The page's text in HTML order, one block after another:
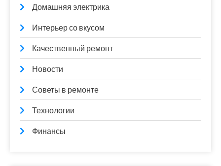
Домашняя электрика
Интерьер со вкусом
Качественный ремонт
Новости
Советы в ремонте
Технологии
Финансы